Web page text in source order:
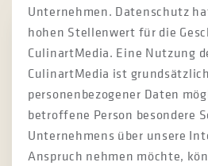
Unternehmen. Datenschutz
hohen Stellenwert für die
CulinartMedia. Eine Nutzung
CulinartMedia ist
personenbezogener Daten
betroffene Person besondere
Unternehmens über unsere
Anspruch nehmen möchte,